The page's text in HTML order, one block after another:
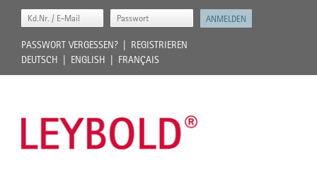
PASSWORT VERGESSEN?
REGISTRIEREN
DEUTSCH
ENGLISH FRANÇAIS